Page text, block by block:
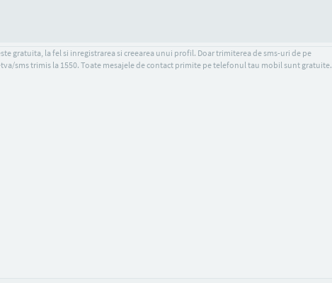
gratuita, la fel si inregistrarea si creearea unui profil. Doar trimiterea de sms-uri de pe
sms trimis la 1550. Toate mesajele de contact primite pe telefonul tau mobil sunt gratuite.